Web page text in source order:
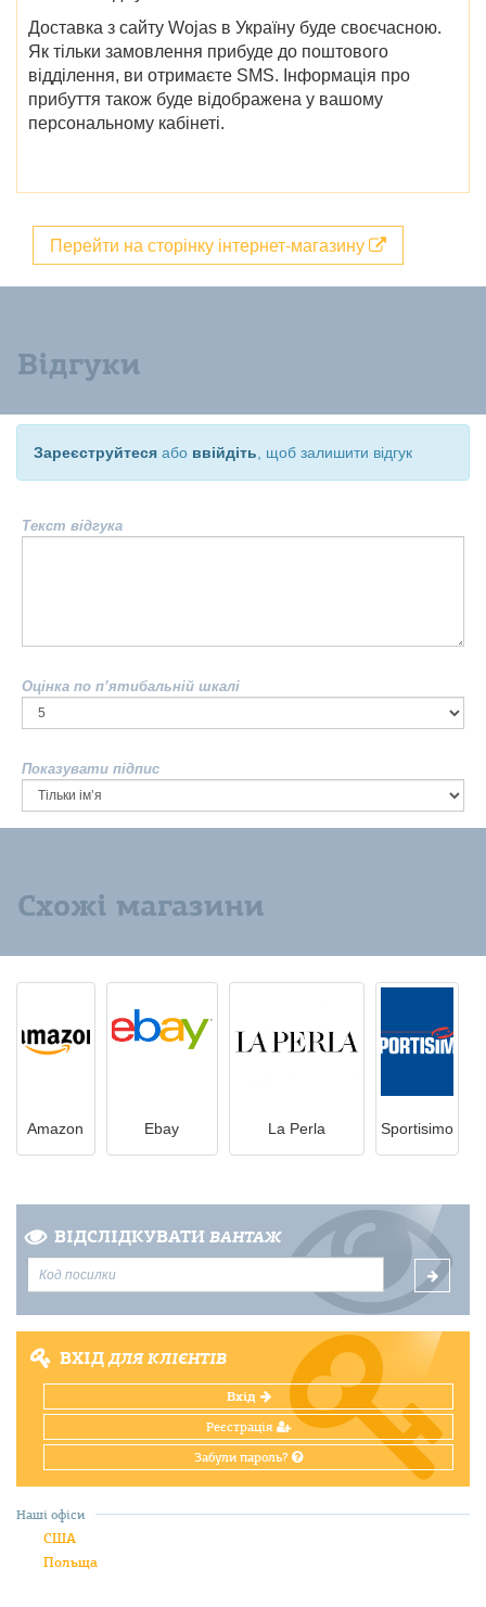
Доставка з сайту Wojas в Україну буде своєчасною.
Як тільки замовлення прибуде до поштового
відділення, ви отримаєте SMS. Інформація про
прибуття також буде відображена у вашому
персональному кабінеті.
Перейти на сторінку інтернет-магазину
Відгуки
Зареєструйтеся або ввійдіть , щоб залишити відгук
Текст відгука
Оцінка по п’ятибальній шкалі
Показувати підпис
Схожі магазини
Amazon Ebay La Perla Sportisimo
ВІДСЛІДКУВАТИ ВАНТАЖ
ВХІДДЛЯ КЛІЄНТІВ
Вхід
Реєстрація
Забули пароль?
Наші офіси
США
Польща